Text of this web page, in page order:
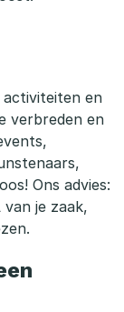
activiteiten en
verbreden en
Ons advies:
je zaak,